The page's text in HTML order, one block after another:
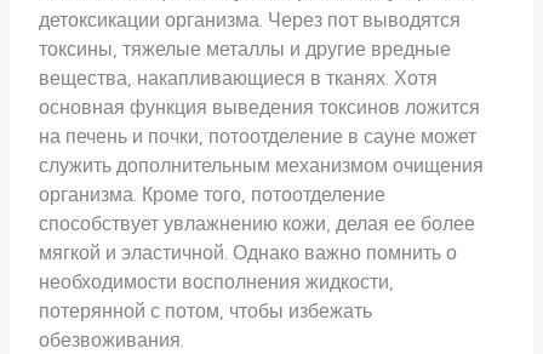
детоксикации организма. Через пот выводятся
токсины, тяжелые металлы и другие вредные
вещества, накапливающиеся в тканях. Хотя
основная функция выведения токсинов ложится
на печень и почки, потоотделение в сауне может
служить дополнительным механизмом очищения
организма. Кроме того, потоотделение
способствует увлажнению кожи, делая ее более
мягкой и эластичной. Однако важно помнить о
необходимости восполнения жидкости,
потерянной с потом, чтобы избежать
обезвоживания.